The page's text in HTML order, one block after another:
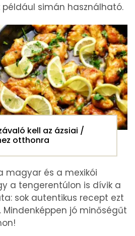
például simán használható.
kell az ázsiai /
otthonra
magyar és a mexikói
a tengerentúlon is dívik a
sok autentikus recept ezt
jó minőségűt